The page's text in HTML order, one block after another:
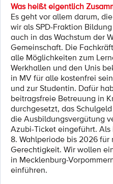
Was heißt eigentlich
Es geht vor allem darum,
wir als SPD-Fraktion
auch in das Wachstum der
Gemeinschaft. Die
alle Möglichkeiten zum
Werkhallen und den Unis
in MV für alle kostenfrei
und zur Studentin. Dafür
beitragsfreie Betreuung in
durchgesetzt, das
die Ausbildungsvergütung
Azubi-Ticket eingeführt.
8. Wahlperiode bis 2026 für
Gerechtigkeit. Wir wollen
in Mecklenburg-
einführen.